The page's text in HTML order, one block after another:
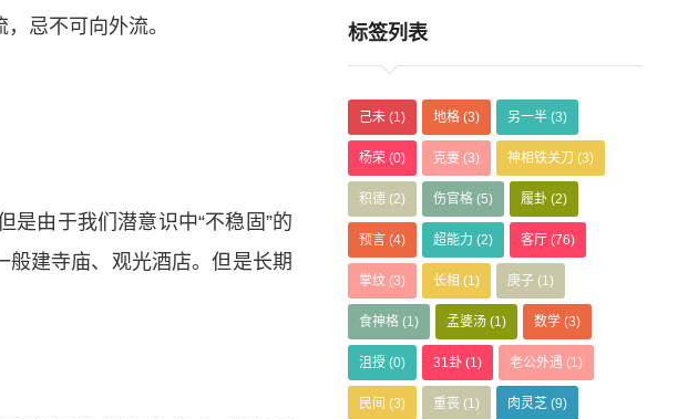
忌不可向外流。
由于我们潜意识中“不稳固”的
建寺庙、观光酒店。但是长期
标签列表
己未 (1) 地格 (3) 另一半 (3)
杨荣 (0) 克妻 (3) 神相铁关刀 (3)
积德 (2) 伤官格 (5) 履卦 (2)
预言 (4) 超能力 (2) 客厅 (76)
掌纹 (3) 长相 (1) 庚子 (1)
食神格 (1) 孟婆汤 (1) 数学 (3)
沮授 (0) 31卦 (1) 老公外遇 (1)
民间 (3) 重丧 (1) 肉灵芝 (9)